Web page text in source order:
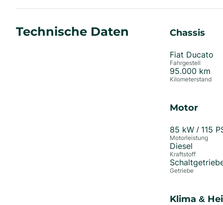
Technische Daten Chassis
Fiat Ducato
Fahrgestell
95.000 km
Kilometerstand
Motor
85 kW / 115
Motorleistung
Diesel
Kraftstoff
Getriebe
Klima &